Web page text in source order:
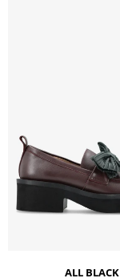
ALL BLACK